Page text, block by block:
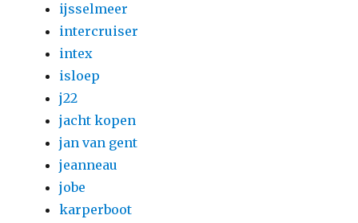
ijsselmeer
intercruiser
intex
isloep
j22
jacht kopen
jan van gent
jeanneau
jobe
karperboot